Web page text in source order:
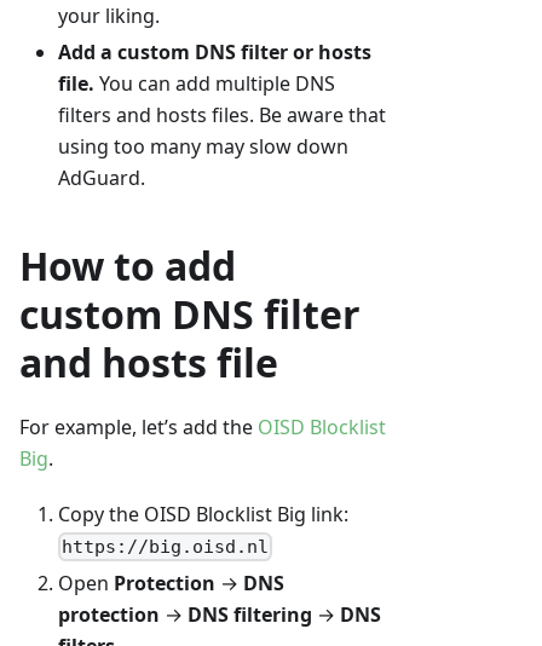
your liking.
Add a custom DNS filter or hosts
file. You can add multiple DNS
filters and hosts files. Be aware that
using too many may slow down
AdGuard.
How to add
custom DNS filter
and hosts file
For example, let’s add the OISD Blocklist
Big.
Copy the OISD Blocklist Big link:
https://big.oisd.nl
Open Protection → DNS
protection → DNS filtering → DNS